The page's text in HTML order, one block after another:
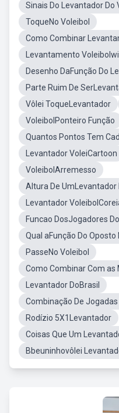
Sinais Do Levantador Do
ToqueNo Voleibol
Como Combinar
Levantamento
Desenho DaFunção Do
Parte Ruim De
Vôlei ToqueLevantador
VoleibolPonteiro Função
Quantos Pontos Tem
Levantador VoleiCartoon
VoleibolArremesso
Altura De UmLevantador
Levantador
Funcao DosJogadores
Qual aFunção Do Oposto
PasseNo Voleibol
Como Combinar Com as
Levantador DoBrasil
Combinação De
Rodízio 5X1Levantador
Coisas Que Um
Bbeuninhovôlei